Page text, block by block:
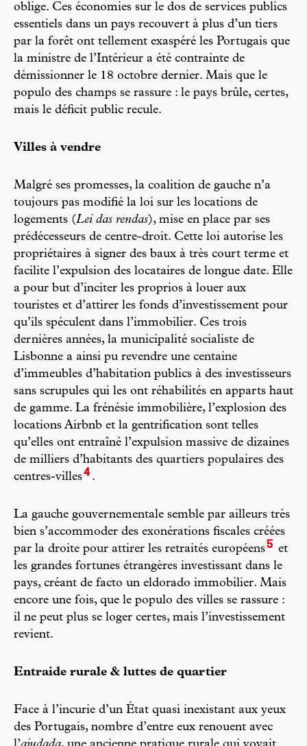
oblige. Ces économies sur le dos de services publics
essentiels dans un pays recouvert à plus d’un tiers
par la forêt ont tellement exaspéré les Portugais que
la ministre de l’Intérieur a été contrainte de
démissionner le 18 octobre dernier. Mais que le
populo des champs se rassure : le pays brûle, certes,
mais le déficit public recule.
Villes à vendre
Malgré ses promesses, la coalition de gauche n’a
toujours pas modifié la loi sur les locations de
logements (Lei das rendas), mise en place par ses
prédécesseurs de centre-droit. Cette loi autorise les
propriétaires à signer des baux à très court terme et
facilite l’expulsion des locataires de longue date. Elle
a pour but d’inciter les proprios à louer aux
touristes et d’attirer les fonds d’investissement pour
qu’ils spéculent dans l’immobilier. Ces trois
dernières années, la municipalité socialiste de
Lisbonne a ainsi pu revendre une centaine
d’immeubles d’habitation publics à des investisseurs
sans scrupules qui les ont réhabilités en apparts haut
de gamme. La frénésie immobilière, l’explosion des
locations Airbnb et la gentrification sont telles
qu’elles ont entraîné l’expulsion massive de dizaines
de milliers d’habitants des quartiers populaires des
centres-villes4.
La gauche gouvernementale semble par ailleurs très
bien s’accommoder des exonérations fiscales créées
par la droite pour attirer les retraités européens5 et
les grandes fortunes étrangères investissant dans le
pays, créant de facto un eldorado immobilier. Mais
encore une fois, que le populo des villes se rassure :
il ne peut plus se loger certes, mais l’investissement
revient.
Entraide rurale & luttes de quartier
Face à l’incurie d’un État quasi inexistant aux yeux
des Portugais, nombre d’entre eux renouent avec